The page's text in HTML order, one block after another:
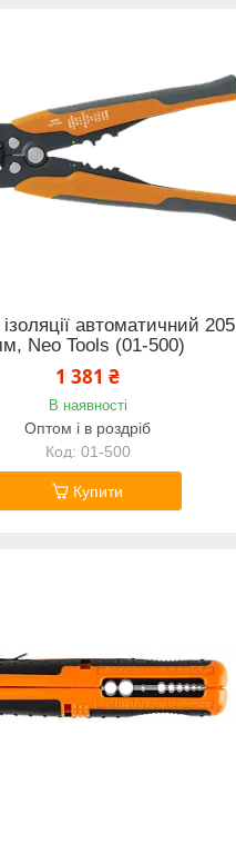
автоматичний 205
Neo Tools (01-500)
1 381 ₴
В наявності
Оптом і в роздріб
01-500
Купити